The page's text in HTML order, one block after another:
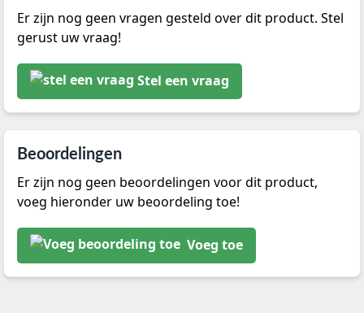
Er zijn nog geen vragen gesteld over dit product. Stel
gerust uw vraag!
Stel een vraag
Beoordelingen
Er zijn nog geen beoordelingen voor dit product,
voeg hieronder uw beoordeling toe!
Voeg toe